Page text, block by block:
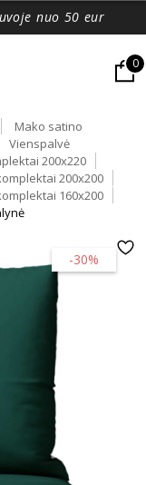
nuo 50 eur
0
Mako satino
Vienspalvė
200x220
200x200
160x200
-30%